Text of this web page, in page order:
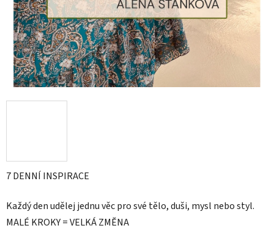
7 DENNÍ INSPIRACE
Každý den udělej jednu věc pro své tělo, duši, mysl nebo styl.
MALÉ KROKY = VELKÁ ZMĚNA